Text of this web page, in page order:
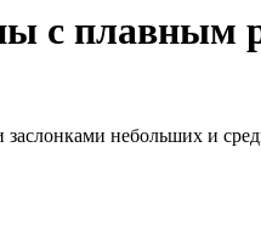
с плавным
небольших и